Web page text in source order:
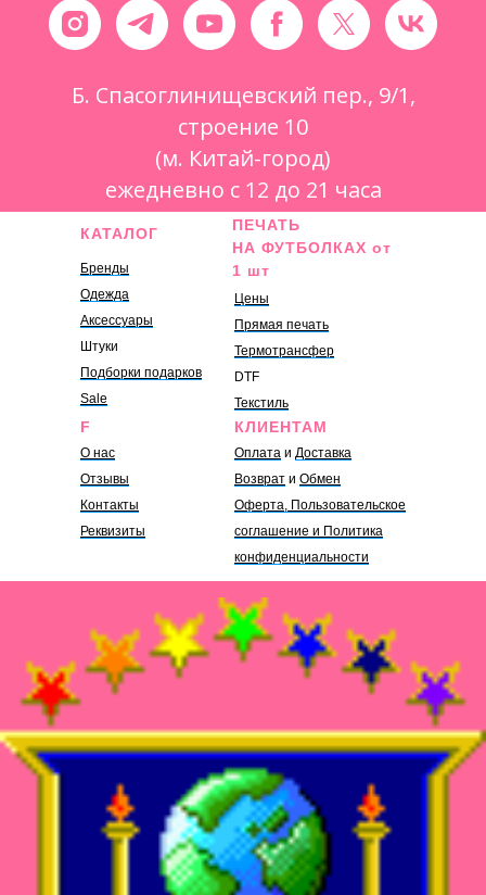
Б. Спасоглинищевский пер., 9/1,
строение 10
(м. Китай-город)
ежедневно с 12 до 21 часа
КАТАЛОГ
Бренды
Одежда
Аксессуары
Штуки
Подборки подарков
Sale
ПЕЧАТЬ
НА ФУТБОЛКАХ от
1 шт
Цены
Прямая печать
Термотрансфер
DTF
Текстиль
F
О нас
Отзывы
Контакты
Реквизиты
КЛИЕНТАМ
Оплата и Доставка
Возврат и Обмен
Оферта, Пользовательское
соглашение и Политика
конфиденциальности